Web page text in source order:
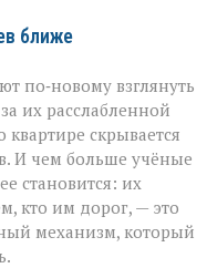
ближе
по‑новому взглянуть
их расслабленной
скрывается
И чем больше учёные
становится: их
кто им дорог, — это
механизм, который